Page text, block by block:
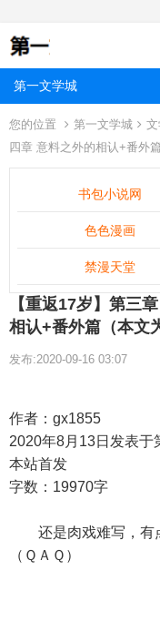
第一文学城
您的位置 第一文学城
四章 意料之外的相认+番外
书包小说网
色色漫画
禁漫天堂
【重返17岁】第三
相认+番外篇（本文
发布:2020-09-16 03:07
作者：gx1855
2020年8月13日发表于
本站首发
字数：19970字
还是肉戏难写，有
（ＱＡＱ）
第三章